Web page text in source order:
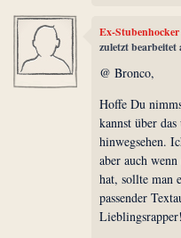
Ex-Stubenhocker
zuletzt bearbeitet
@ Bronco,
Hoffe Du
kannst über
hinwegsehen.
aber auch
hat, sollte man
passender
Lieblingsrapper!